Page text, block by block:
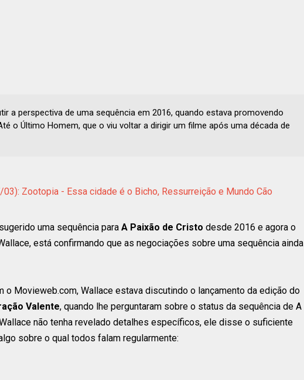
a perspectiva de uma sequência em 2016, quando estava promovendo
o Último Homem, que o viu voltar a dirigir um filme após uma década de
Zootopia - Essa cidade é o Bicho, Ressurreição e Mundo Cão
uma sequência para A Paixão de Cristo desde 2016 e agora o
está confirmando que as negociações sobre uma sequência ainda
o Movieweb.com, Wallace estava discutindo o lançamento da edição do
Valente, quando lhe perguntaram sobre o status da sequência de A
não tenha revelado detalhes específicos, ele disse o suficiente
sobre o qual todos falam regularmente: